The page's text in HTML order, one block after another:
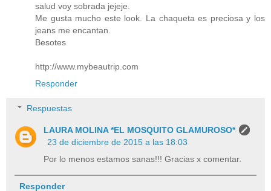
salud voy sobrada jejeje.
Me gusta mucho este look. La chaqueta es preciosa y los
jeans me encantan.
Besotes
http://www.mybeautrip.com
Responder
Respuestas
LAURA MOLINA *EL MOSQUITO GLAMUROSO*
23 de diciembre de 2015 a las 18:03
Por lo menos estamos sanas!!! Gracias x comentar.
Responder